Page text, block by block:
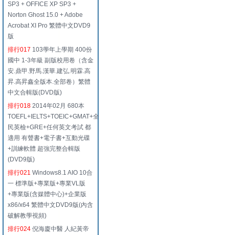
SP3 + OFFICE XP SP3 +
Norton Ghost 15.0 + Adobe
Acrobat XI Pro 繁體中文DVD9
版
排行017 103學年上學期 400份
國中 1-3年級 副版校用卷（含金
安.鼎甲.野馬.漢華.建弘.明霖.高
昇.高昇鑫全版本.全部卷）繁體
中文合輯版(DVD版)
排行018 2014年02月 680本
TOEFL+IELTS+TOEIC+GMAT+全
民英檢+GRE+任何英文考試 都
適用 有聲書+電子書+互動光碟
+訓練軟體 超強完整合輯版
(DVD9版)
排行021 Windows8.1 AIO 10合
一 標準版+專業版+專業VL版
+專業版(含媒體中心)+企業版
x86/x64 繁體中文DVD9版(內含
破解教學視頻)
排行024 倪海廈中醫 人紀黃帝